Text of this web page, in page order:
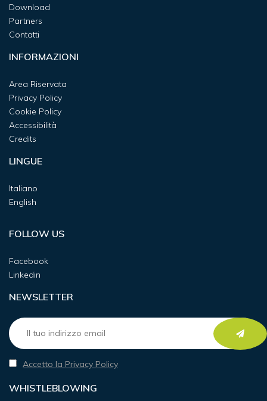
Download
Partners
Contatti
INFORMAZIONI
Area Riservata
Privacy Policy
Cookie Policy
Accessibilità
Credits
LINGUE
Italiano
English
FOLLOW US
Facebook
Linkedin
NEWSLETTER
Accetto la Privacy Policy
WHISTLEBLOWING